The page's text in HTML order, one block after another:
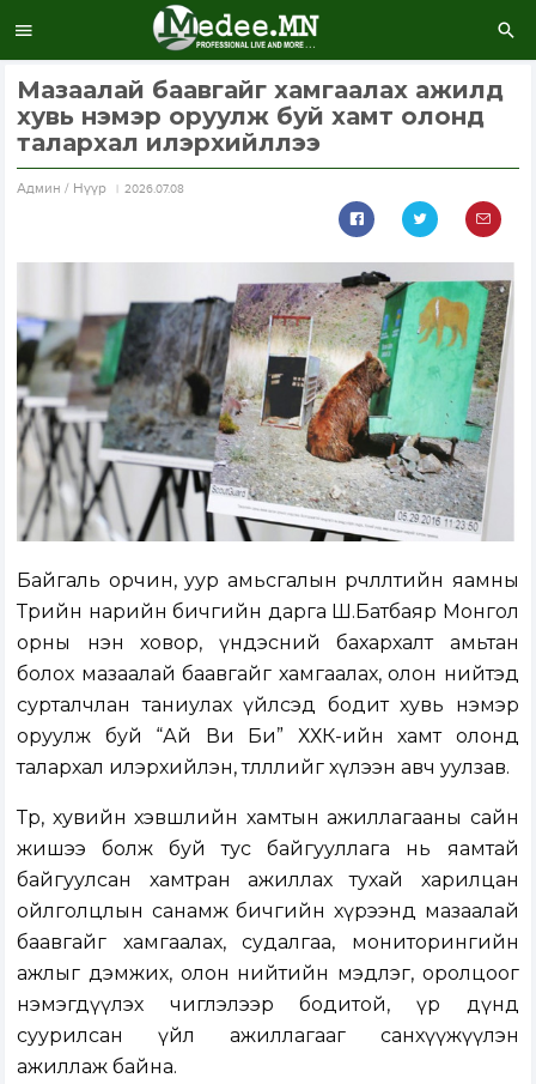
Мазаалай баавгайг хамгаалах ажилд
хувь нэмэр оруулж буй хамт олонд
талархал илэрхийллээ
Aдмин / Нүүр 2026.07.08
Байгаль орчин, уур амьсгалын өөрчлөлтийн яамны
Төрийн нарийн бичгийн дарга Ш.Батбаяр Монгол
орны нэн ховор, үндэсний бахархалт амьтан
болох мазаалай баавгайг хамгаалах, олон нийтэд
сурталчлан таниулах үйлсэд бодит хувь нэмэр
оруулж буй “Ай Ви Би” ХХК-ийн хамт олонд
талархал илэрхийлэн, төлөөллийг хүлээн авч уулзав.
Төр, хувийн хэвшлийн хамтын ажиллагааны сайн
жишээ болж буй тус байгууллага нь яамтай
байгуулсан хамтран ажиллах тухай харилцан
ойлголцлын санамж бичгийн хүрээнд мазаалай
баавгайг хамгаалах, судалгаа, мониторингийн
ажлыг дэмжих, олон нийтийн мэдлэг, оролцоог
нэмэгдүүлэх чиглэлээр бодитой, үр дүнд
суурилсан үйл ажиллагааг санхүүжүүлэн
ажиллаж байна.